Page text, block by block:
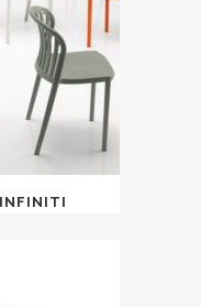
INFINITI